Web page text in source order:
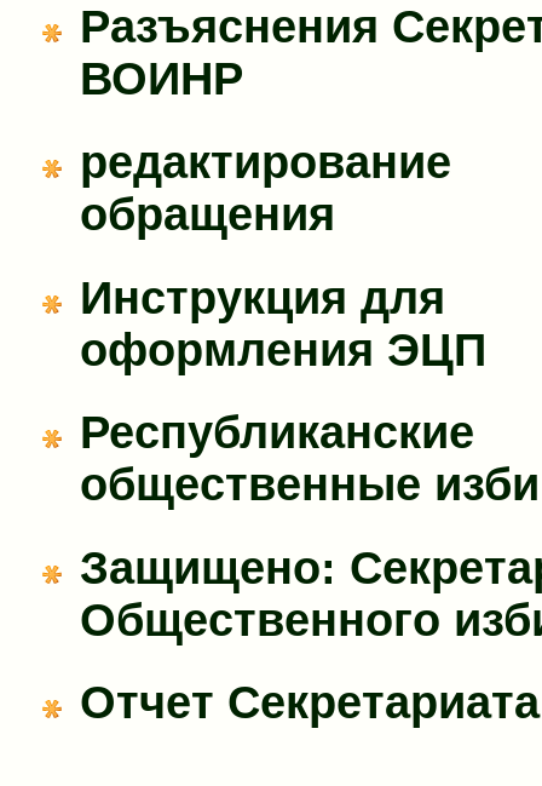
Разъяснения
ВОИНР
редактирование
обращения
Инструкция для
оформления ЭЦП
Республиканские
общественные
Защищено:
Общественного
Отчет Секретариата